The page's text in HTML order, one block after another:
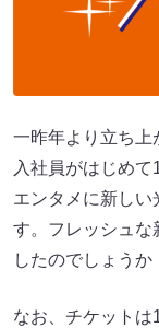
一昨年より立ち上
入社員がはじめて
エンタメに新し
す。フレッシュな
したのでしょうか
なお、チケットは